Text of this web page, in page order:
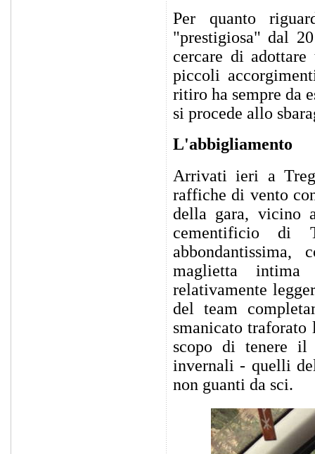
Per quanto
"prestigiosa" dal
cercare di
piccoli
ritiro ha sempre da
si procede allo
L'abbigliamento
Arrivati ieri a
raffiche di vento
della gara, vicino
cementificio di
maglietta
relativamente
del team
smanicato
scopo di tenere il
invernali - quelli
non guanti da sci.